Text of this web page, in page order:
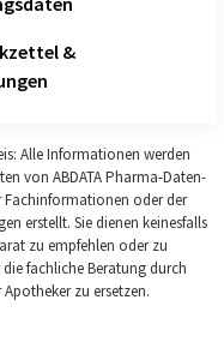
&
Alle Informationen werden
von ABDATA Pharma-Daten-
Fachinformationen oder der
erstellt. Sie dienen keinesfalls
zu empfehlen oder zu
fachliche Beratung durch
zu ersetzen.